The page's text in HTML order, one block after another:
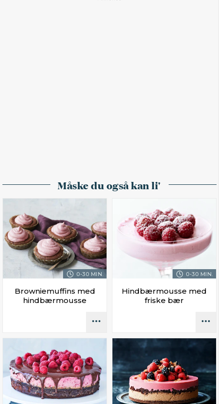
Måske du også kan li'
0-30 MIN.
Browniemuffins med
hindbærmousse
0-30 MIN.
Hindbærmousse med
friske bær